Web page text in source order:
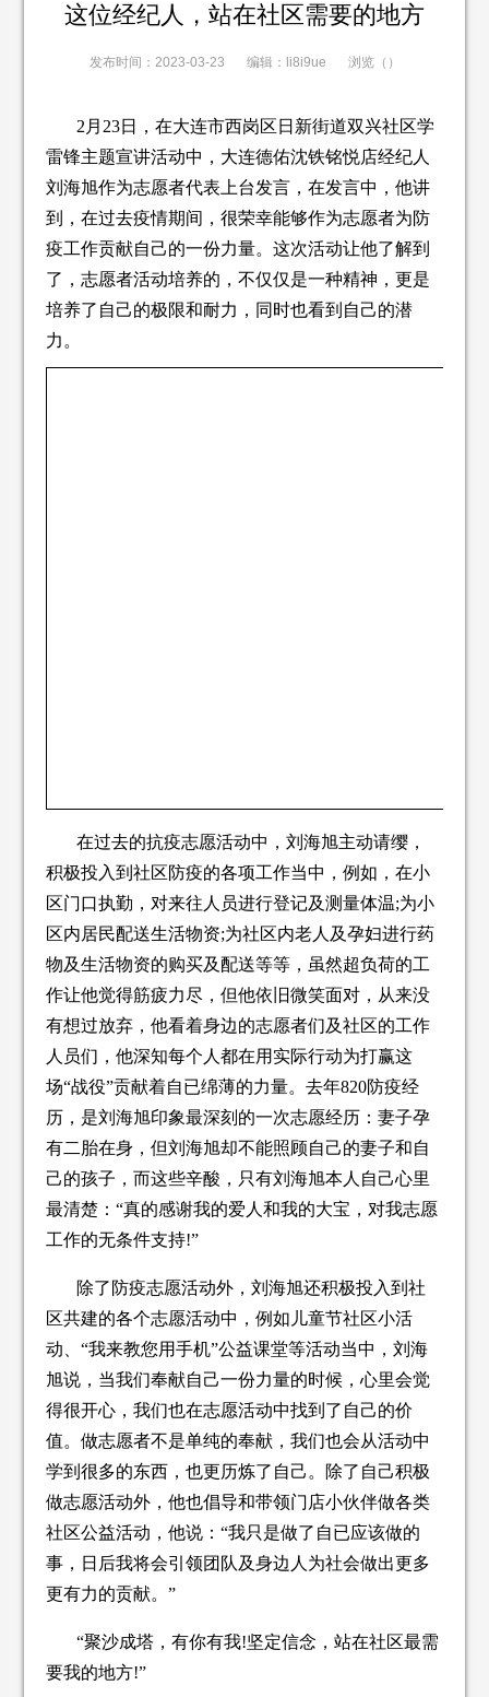
这位经纪人，站在社区需要的地方
发布时间：2023-03-23 编辑：li8i9ue 浏览（ ）
2月23日，在大连市西岗区日新街道双兴社区学
雷锋主题宣讲活动中，大连德佑沈铁铭悦店经纪人
刘海旭作为志愿者代表上台发言，在发言中，他讲
到，在过去疫情期间，很荣幸能够作为志愿者为防
疫工作贡献自己的一份力量。这次活动让他了解到
了，志愿者活动培养的，不仅仅是一种精神，更是
培养了自己的极限和耐力，同时也看到自己的潜
力。
在过去的抗疫志愿活动中，刘海旭主动请缨，
积极投入到社区防疫的各项工作当中，例如，在小
区门口执勤，对来往人员进行登记及测量体温;为小
区内居民配送生活物资;为社区内老人及孕妇进行药
物及生活物资的购买及配送等等，虽然超负荷的工
作让他觉得筋疲力尽，但他依旧微笑面对，从来没
有想过放弃，他看着身边的志愿者们及社区的工作
人员们，他深知每个人都在用实际行动为打赢这
场“战役”贡献着自已绵薄的力量。去年820防疫经
历，是刘海旭印象最深刻的一次志愿经历：妻子孕
有二胎在身，但刘海旭却不能照顾自己的妻子和自
己的孩子，而这些辛酸，只有刘海旭本人自己心里
最清楚：“真的感谢我的爱人和我的大宝，对我志愿
工作的无条件支持!”
除了防疫志愿活动外，刘海旭还积极投入到社
区共建的各个志愿活动中，例如儿童节社区小活
动、“我来教您用手机”公益课堂等活动当中，刘海
旭说，当我们奉献自己一份力量的时候，心里会觉
得很开心，我们也在志愿活动中找到了自己的价
值。做志愿者不是单纯的奉献，我们也会从活动中
学到很多的东西，也更历炼了自己。除了自己积极
做志愿活动外，他也倡导和带领门店小伙伴做各类
社区公益活动，他说：“我只是做了自已应该做的
事，日后我将会引领团队及身边人为社会做出更多
更有力的贡献。”
“聚沙成塔，有你有我!坚定信念，站在社区最需
要我的地方!”